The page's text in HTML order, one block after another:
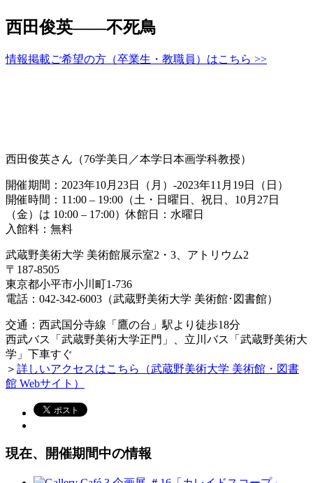
西田俊英——不死鳥
情報掲載ご希望の方（卒業生・教職員）はこちら >>
西田俊英さん（76学美日／本学日本画学科教授）
開催期間：2023年10月23日（月）-2023年11月19日（日）
開催時間：11:00 – 19:00（土・日曜日、祝日、10月27日
（金）は 10:00 – 17:00）休館日：水曜日
入館料：無料
武蔵野美術大学 美術館展示室2・3、アトリウム2
〒187-8505
東京都小平市小川町1-736
電話：042-342-6003（武蔵野美術大学 美術館･図書館）
交通：西武国分寺線「鷹の台」駅より徒歩18分
西武バス「武蔵野美術大学正門」、立川バス「武蔵野美術大
学」下車すぐ
＞ 詳しいアクセスはこちら（武蔵野美術大学 美術館・図書
館 Webサイト）
現在、開催期間中の情報